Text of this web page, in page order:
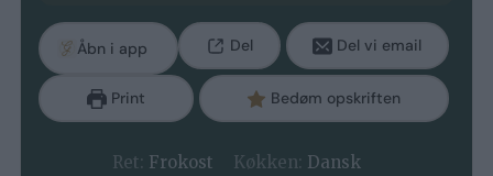
Åbn i app Del Del vi email
Print Bedøm opskriften
Ret: Frokost Køkken: Dansk